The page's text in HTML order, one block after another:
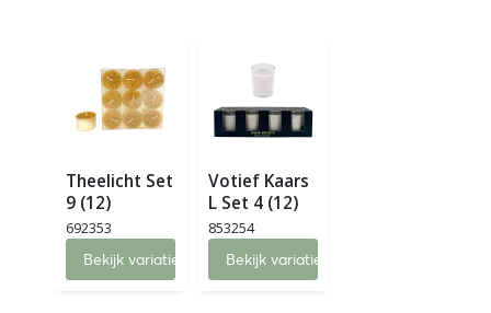
Theelicht Set
9 (12)
692353
Bekijk variaties
Votief Kaars
L Set 4 (12)
853254
Bekijk variaties